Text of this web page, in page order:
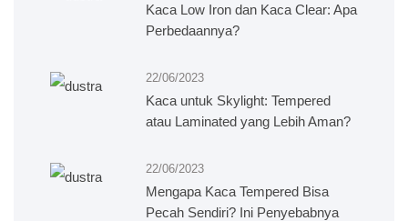
Kaca Low Iron dan Kaca Clear: Apa
Perbedaannya?
22/06/2023
Kaca untuk Skylight: Tempered
atau Laminated yang Lebih Aman?
22/06/2023
Mengapa Kaca Tempered Bisa
Pecah Sendiri? Ini Penyebabnya